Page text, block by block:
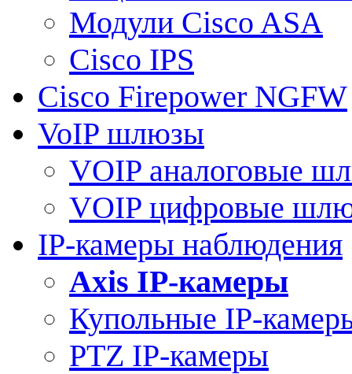
Модули Cisco ASA
Cisco IPS
Cisco Firepower NGFW
VoIP шлюзы
VOIP аналоговые
VOIP цифровые
IP-камеры наблюдения
Axis IP-камеры
Купольные IP-
PTZ IP-камеры